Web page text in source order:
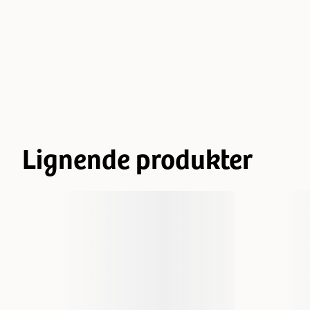
Lignende produkter